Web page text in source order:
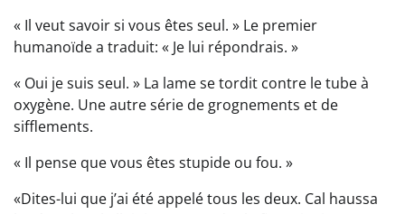
« Il veut savoir si vous êtes seul. » Le premier
humanoïde a traduit: « Je lui répondrais. »
« Oui je suis seul. » La lame se tordit contre le tube à
oxygène. Une autre série de grognements et de
sifflements.
« Il pense que vous êtes stupide ou fou. »
«Dites-lui que j’ai été appelé tous les deux. Cal haussa